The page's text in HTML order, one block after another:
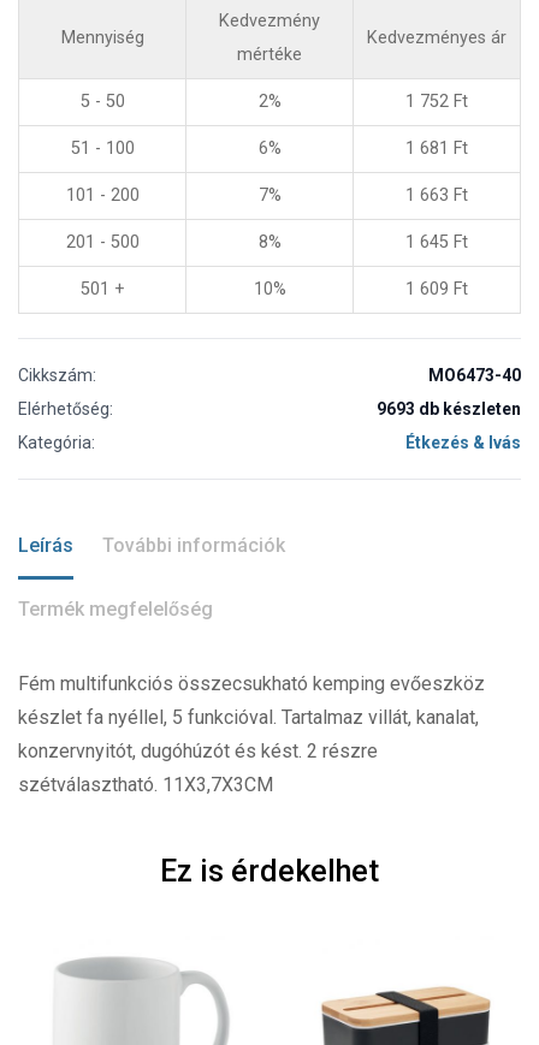
Mennyiség
Kedvezmény
mértéke
Kedvezményes ár
5 - 50 2% 1 752 Ft
51 - 100 6% 1 681 Ft
101 - 200 7% 1 663 Ft
201 - 500 8% 1 645 Ft
501 + 10% 1 609 Ft
Cikkszám:
MO6473-40
Elérhetőség:
9693 db készleten
Kategória:
Étkezés & Ivás
Leírás További információk
Termék megfelelőség
Fém multifunkciós összecsukható kemping evőeszköz
készlet fa nyéllel, 5 funkcióval. Tartalmaz villát, kanalat,
konzervnyitót, dugóhúzót és kést. 2 részre
szétválasztható. 11X3,7X3CM
Ez is érdekelhet